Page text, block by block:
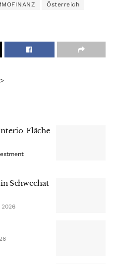
Österreich
>
Fläche
Schwechat